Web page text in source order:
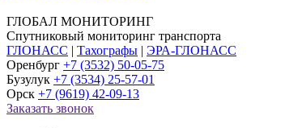
ГЛОБАЛ МОНИТОРИНГ
Спутниковый мониторинг транспорта
ГЛОНАСС | Тахографы | ЭРА-ГЛОНАСС
Оренбург +7 (3532) 50-05-75
Бузулук +7 (3534) 25-57-01
Орск +7 (9619) 42-09-13
Заказать звонок